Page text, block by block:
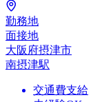
勤務地
面接地
大阪府摂津市
南摂津駅
交通費支給